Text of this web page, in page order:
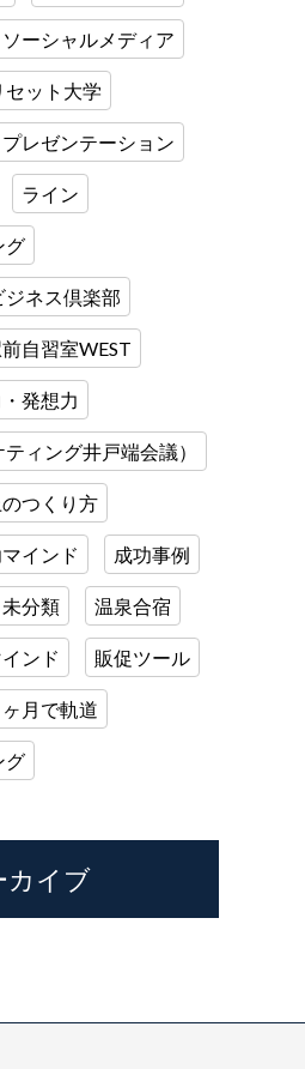
ソーシャルメディア
ット大学
プレゼンテーション
ライン
グ
ネス倶楽部
自習室WEST
発想力
ィング井戸端会議）
つくり方
インド 成功事例
未分類 温泉合宿
ンド 販促ツール
ヶ月で軌道
グ
カイブ